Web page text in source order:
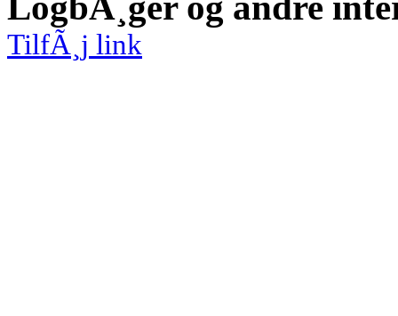
TilfÃ¸j link